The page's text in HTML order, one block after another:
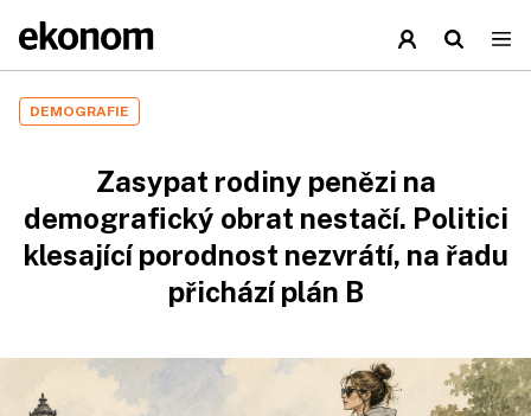
DEMOGRAFIE
Zasypat rodiny penězi na
demografický obrat nestačí. Politici
klesající porodnost nezvrátí, na řadu
přichází plán B